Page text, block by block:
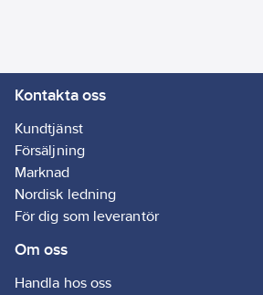
Kontakta oss
Kundtjänst
Försäljning
Marknad
Nordisk ledning
För dig som leverantör
Om oss
Handla hos oss